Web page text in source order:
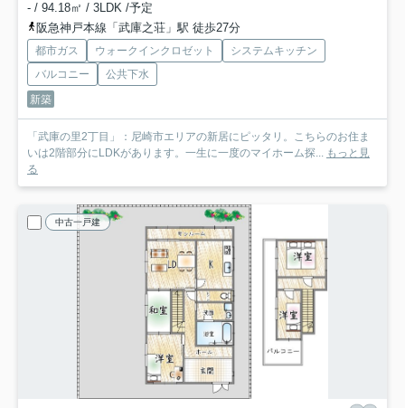
- / 94.18㎡ / 3LDK /予定
阪急神戸本線「武庫之荘」駅 徒歩27分
都市ガス ウォークインクロゼット
システムキッチン
バルコニー
公共下水
新築
「武庫の里2丁目」：尼崎市エリアの新居にピッタリ。こちらのお住ま
いは2階部分にLDKがあります。一生に一度のマイホーム探... もっと見
る
中古一戸建